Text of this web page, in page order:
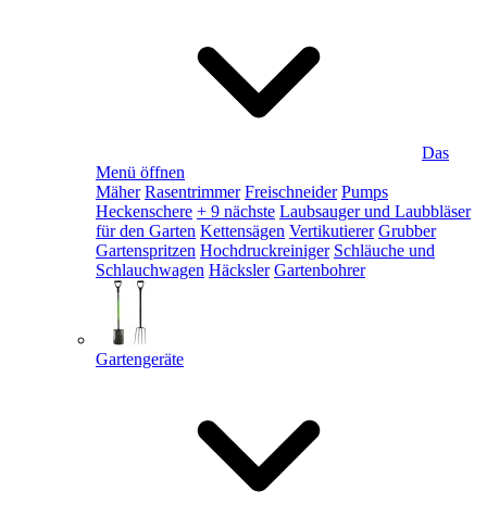
Das
Menü öffnen
Mäher Rasentrimmer Freischneider Pumps
Heckenschere + 9 nächste Laubsauger und Laubbläser
für den Garten Kettensägen Vertikutierer Grubber
Gartenspritzen Hochdruckreiniger Schläuche und
Schlauchwagen Häcksler Gartenbohrer
Gartengeräte